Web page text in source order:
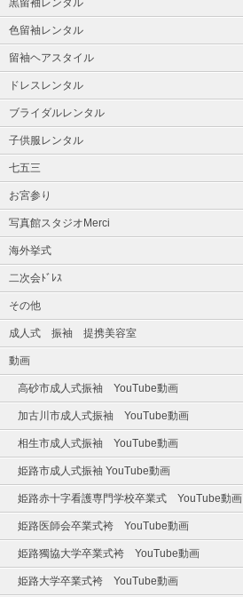
色留袖レンタル
留袖ヘアスタイル
ドレスレンタル
ブライダルレンタル
子供服レンタル
七五三
お宮参り
写真館スタジオMerci
海外挙式
二次会ﾄﾞﾚｽ
その他
成人式 振袖 提携美容室
動画
高砂市成人式振袖 YouTube動画
加古川市成人式振袖 YouTube動画
相生市成人式振袖 YouTube動画
姫路市成人式振袖 YouTube動画
姫路赤十字看護専門学校卒業式 YouTube動画
姫路医師会卒業式袴 YouTube動画
姫路獨協大学卒業式袴 YouTube動画
姫路大学卒業式袴 YouTube動画